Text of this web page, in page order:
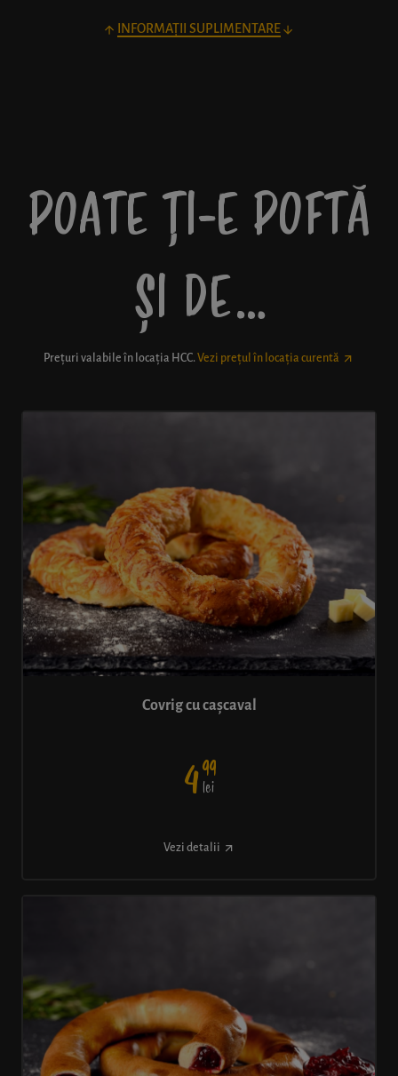
INFORMAȚII SUPLIMENTARE
POATE ȚI-E POFTĂ
ȘI DE…
Prețuri valabile în locația HCC. Vezi prețul în locația curentă
Covrig cu cașcaval
499
lei
Vezi detalii